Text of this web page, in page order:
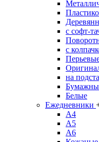
с софт-
с
на
Белые
Ежедневники
A4
A5
A6